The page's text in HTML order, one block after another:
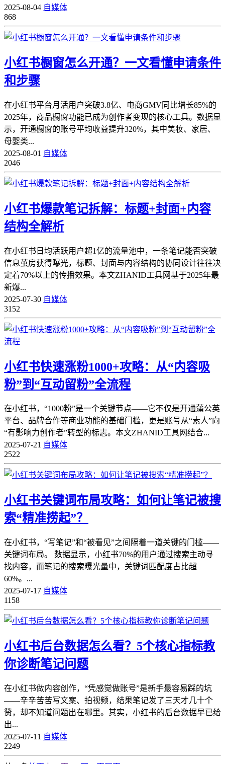
2025-08-04 自媒体
868
小红书橱窗怎么开通？一文看懂申请条件
和步骤
在小红书平台月活用户突破3.8亿、电商GMV同比增长85%的
2025年，商品橱窗功能已成为创作者变现的核心工具。数据显
示，开通橱窗的账号平均收益提升320%，其中美妆、家居、
母婴类...
2025-08-01 自媒体
2046
小红书爆款笔记拆解：标题+封面+内容
结构全解析
在小红书日均活跃用户超1亿的流量池中，一条笔记能否突破
信息茧房获得曝光，标题、封面与内容结构的协同设计往往决
定着70%以上的传播效果。本文ZHANID工具网基于2025年最
新爆...
2025-07-30 自媒体
3152
小红书快速涨粉1000+攻略：从“内容吸
粉”到“互动留粉”全流程
在小红书，“1000粉”是一个关键节点——它不仅是开通蒲公英
平台、品牌合作等商业功能的基础门槛，更是账号从“素人”向
“有影响力创作者”转型的标志。本文ZHANID工具网结合...
2025-07-21 自媒体
2522
小红书关键词布局攻略：如何让笔记被搜
索“精准捞起”？
在小红书，“写笔记”和“被看见”之间隔着一道关键的门槛——
关键词布局。 数据显示，小红书70%的用户通过搜索主动寻
找内容，而笔记的搜索曝光量中，关键词匹配度占比超
60%。...
2025-07-17 自媒体
1158
小红书后台数据怎么看？5个核心指标教
你诊断笔记问题
在小红书做内容创作，“凭感觉做账号”是新手最容易踩的坑
——辛辛苦苦写文案、拍视频，结果笔记发了三天才几十个
赞，却不知道问题出在哪里。其实，小红书的后台数据早已给
出...
2025-07-11 自媒体
2249